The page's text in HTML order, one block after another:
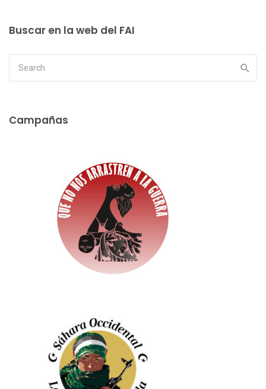
Buscar en la web del FAI
Campañas